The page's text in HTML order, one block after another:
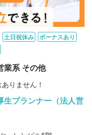
土日祝休み
ボーナスあり
業系 その他
りません！
生プランナー（法人営